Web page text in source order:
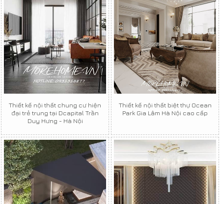
Thiết kế nội thất chung cư hiện
đại trẻ trung tại Dcapital Trần
Duy Hưng - Hà Nội
Thiết kế nội thất biệt thự Ocean
Park Gia Lâm Hà Nội cao cấp